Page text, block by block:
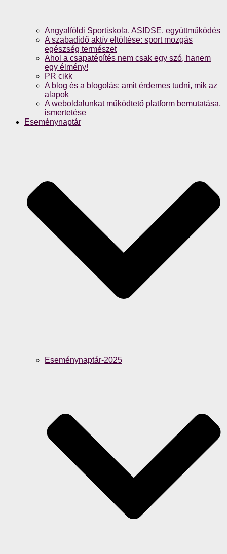
Angyalföldi Sportiskola, ASIDSE, együttműködés
A szabadidő aktív eltöltése: sport mozgás
egészség természet
Ahol a csapatépítés nem csak egy szó, hanem
egy élmény!
PR cikk
A blog és a blogolás: amit érdemes tudni, mik az
alapok
A weboldalunkat működtető platform bemutatása,
ismertetése
Eseménynaptár
Eseménynaptár-2025